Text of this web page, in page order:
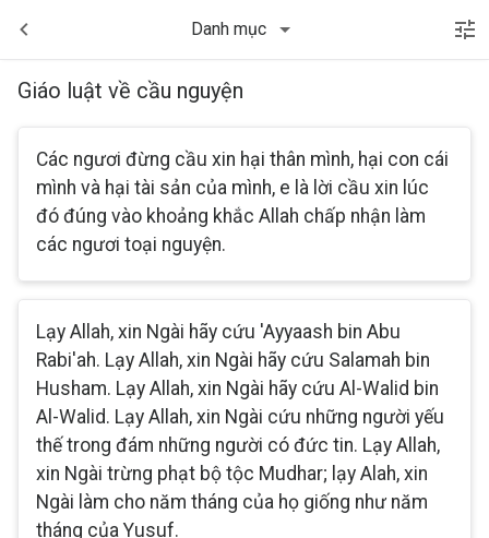
Danh mục
Giáo luật về cầu nguyện
Các ngươi đừng cầu xin hại thân mình, hại con cái
mình và hại tài sản của mình, e là lời cầu xin lúc
đó đúng vào khoảng khắc Allah chấp nhận làm
các ngươi toại nguyện.
Lạy Allah, xin Ngài hãy cứu 'Ayyaash bin Abu
Rabi'ah. Lạy Allah, xin Ngài hãy cứu Salamah bin
Husham. Lạy Allah, xin Ngài hãy cứu Al-Walid bin
Al-Walid. Lạy Allah, xin Ngài cứu những người yếu
thế trong đám những người có đức tin. Lạy Allah,
xin Ngài trừng phạt bộ tộc Mudhar; lạy Alah, xin
Ngài làm cho năm tháng của họ giống như năm
tháng của Yusuf.